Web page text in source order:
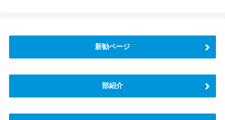
新勧ページ
部紹介